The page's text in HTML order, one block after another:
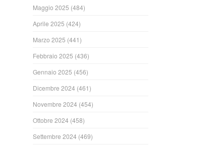
Maggio 2025 (484)
Aprile 2025 (424)
Marzo 2025 (441)
Febbraio 2025 (436)
Gennaio 2025 (456)
Dicembre 2024 (461)
Novembre 2024 (454)
Ottobre 2024 (458)
Settembre 2024 (469)